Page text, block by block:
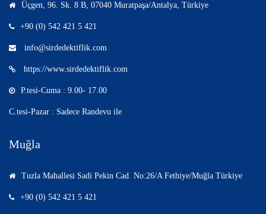
Üçgen, 96. Sk. 8 B, 07040 Muratpaşa/Antalya, Türkiye
+90 (0) 542 421 5 421
info@sirdedektiflik.com
https://www.sirdedektiflik.com
P.tesi-Cuma : 9.00- 17.00
C.tesi-Pazar : Sadece Randevu ile
Muğla
Tuzla Mahallesi Sadi Pekin Cad. No:26/A Fethiye/Muğla Türkiye
+90 (0) 542 421 5 421